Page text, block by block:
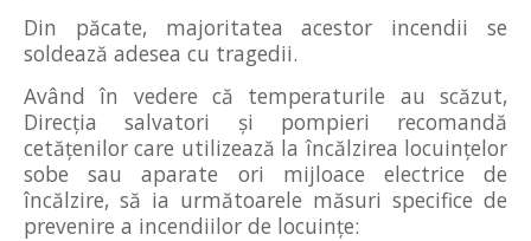
Din păcate, majoritatea acestor incendii se
soldează adesea cu tragedii.
Având în vedere că temperaturile au scăzut,
Direcţia salvatori şi pompieri recomandă
cetăţenilor care utilizează la încălzirea locuinţelor
sobe sau aparate ori mijloace electrice de
încălzire, să ia următoarele măsuri specifice de
prevenire a incendiilor de locuinţe: